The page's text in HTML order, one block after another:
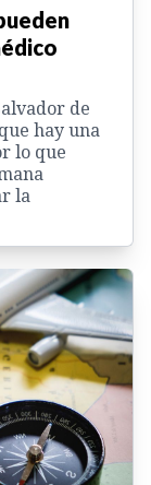
de
hay una
lo que
la